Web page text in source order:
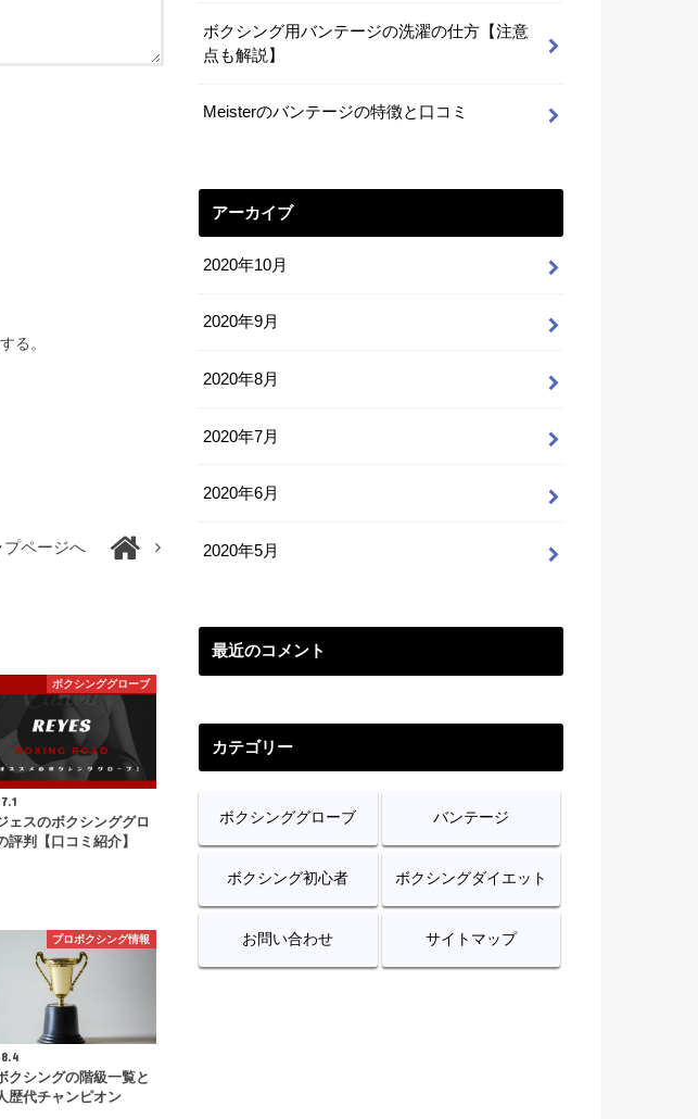
る。
プページへ
ボクシンググローブ
ェスのボクシンググロ
評判【口コミ紹介】
プロボクシング情報
クシングの階級一覧と
歴代チャンピオン
ボクシング用バンテージの洗濯の仕方【注意
点も解説】
Meisterのバンテージの特徴と口コミ
アーカイブ
2020年10月
2020年9月
2020年8月
2020年7月
2020年6月
2020年5月
最近のコメント
カテゴリー
ボクシンググローブ バンテージ
ボクシング初心者 ボクシングダイエット
お問い合わせ サイトマップ